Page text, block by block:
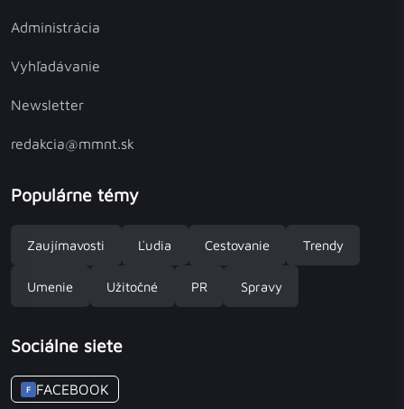
Administrácia
Vyhľadávanie
Newsletter
redakcia@mmnt.sk
Populárne témy
Zaujímavosti Ľudia Cestovanie Trendy
Umenie Užitočné PR Spravy
Sociálne siete
F FACEBOOK